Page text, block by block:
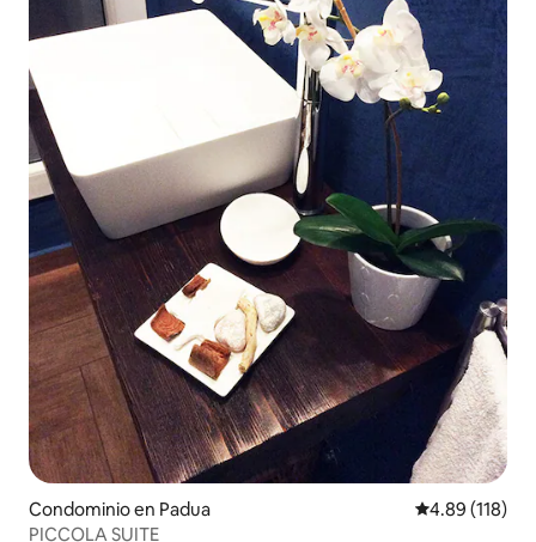
Condominio en Padua Calificación
4.89 (118)
PICCOLA SUITE